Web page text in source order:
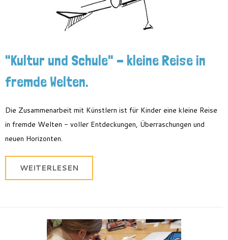
"Kultur und Schule" - kleine Reise in
fremde Welten.
Die Zusammenarbeit mit Künstlern ist für Kinder eine kleine Reise
in fremde Welten - voller Entdeckungen, Überraschungen und
neuen Horizonten.
WEITERLESEN